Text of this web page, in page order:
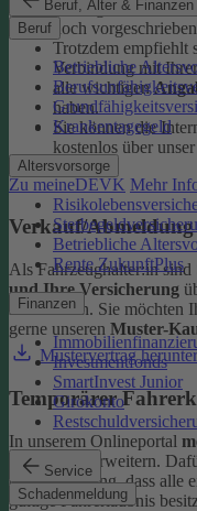
Beruf, Alter & Finanzen
Beruf
Betriebliche
Krankentagegeld
Altersvorsorge
Betriebliche
Rente ZukunftPlus
Finanzen
Investmentfonds
SmartInvest Junior
Girokonto
Service
Schadenmeldung
verlangt. In denFAQ
noch
Trotzdem empfiehlt
Verbindung mit
alle wichtigen
haben.
Sie können die
kostenlos über unser
Zu meineDEVK Mehr
Verkauf/Abmeldung
Als Fahrzeughalter:in
und Ihre Versicherung
informieren. Sie
gerne unseren Muster-
Mustervertrag
Temporärer
In unserem Onlineportal
Fahrerkreis erweitern.
die Bestätigung, dass alle
gültige Fahrerlaubnis